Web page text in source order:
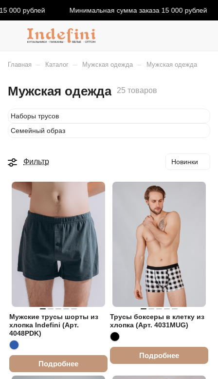
000 рублей Минимальная сумма заказа 15 000 рублей
Главная – Каталог – Мужская одежда – Мужская одежда
Мужская одежда 25 товаров
Наборы трусов
Семейный образ
Фильтр Новинки
Мужские трусы шорты из
хлопка Indefini (Арт.
4048PDK)
Подробнее
Трусы боксеры в клетку из
хлопка (Арт. 4031MUG)
Подробнее